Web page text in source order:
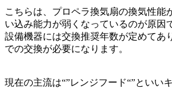
こちらは、プロペラ換気扇の換気性能
い込み能力が弱くなっているのが原因
設備機器には交換推奨年数が定めてあ
での交換が必要になります。
現在の主流は“”レンジフード“”といい